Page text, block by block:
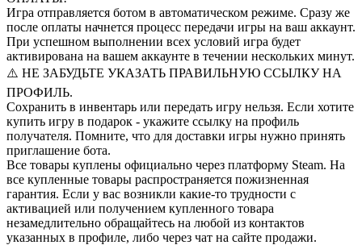
Игра отправляется ботом в автоматическом режиме. Сразу же
после оплаты начнется процесс передачи игры на ваш аккаунт.
При успешном выполнении всех условий игра будет
активирована на вашем аккаунте в течении нескольких минут.
⚠️ НЕ ЗАБУДЬТЕ УКАЗАТЬ ПРАВИЛЬНУЮ ССЫЛКУ НА
ПРОФИЛЬ.
Сохранить в инвентарь или передать игру нельзя. Если хотите
купить игру в подарок - укажите ссылку на профиль
получателя. Помните, что для доставки игры нужно принять
приглашение бота.
Все товары куплены официально через платформу Steam. На
все купленные товары распространяется пожизненная
гарантия. Если у вас возникли какие-то трудности с
активацией или получением купленного товара
незамедлительно обращайтесь на любой из контактов
указанных в профиле, либо через чат на сайте продажи.